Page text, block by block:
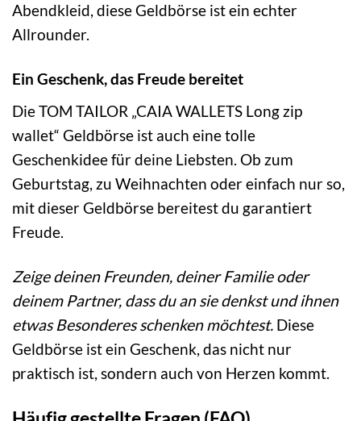
Abendkleid, diese Geldbörse ist ein echter
Allrounder.
Ein Geschenk, das Freude bereitet
Die TOM TAILOR „CAIA WALLETS Long zip
wallet“ Geldbörse ist auch eine tolle
Geschenkidee für deine Liebsten. Ob zum
Geburtstag, zu Weihnachten oder einfach nur so,
mit dieser Geldbörse bereitest du garantiert
Freude.
Zeige deinen Freunden, deiner Familie oder
deinem Partner, dass du an sie denkst und ihnen
etwas Besonderes schenken möchtest. Diese
Geldbörse ist ein Geschenk, das nicht nur
praktisch ist, sondern auch von Herzen kommt.